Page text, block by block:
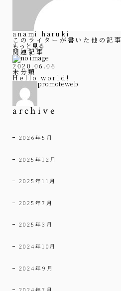
anami haruki
このライターが書いた他の記事
もっと見る
関連記事
2020.06.06
未分類
Hello world!
promoteweb
archive
2026年5月
2025年12月
2025年11月
2025年7月
2025年3月
2024年10月
2024年9月